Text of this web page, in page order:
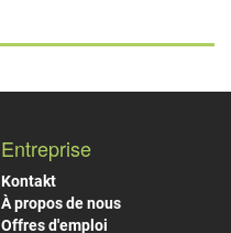
Entreprise
Kontakt
À propos de nous
Offres d'emploi